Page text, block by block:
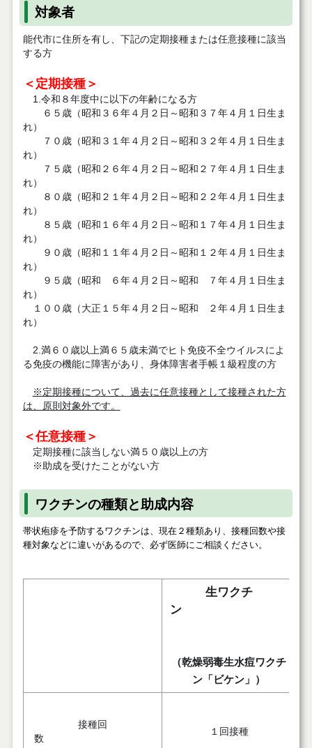
対象者
能代市に住所を有し、下記の定期接種または任意接種に該当
する方
＜定期接種＞
1.令和８年度中に以下の年齢になる方
６５歳（昭和３６年４月２日～昭和３７年４月１日生ま
れ）
７０歳（昭和３１年４月２日～昭和３２年４月１日生ま
れ）
７５歳（昭和２６年４月２日～昭和２７年４月１日生ま
れ）
８０歳（昭和２１年４月２日～昭和２２年４月１日生ま
れ）
８５歳（昭和１６年４月２日～昭和１７年４月１日生ま
れ）
９０歳（昭和１１年４月２日～昭和１２年４月１日生ま
れ）
９５歳（昭和 ６年４月２日～昭和 ７年４月１日生ま
れ）
１００歳（大正１５年４月２日～昭和 ２年４月１日生ま
れ）
2.満６０歳以上満６５歳未満でヒト免疫不全ウイルスによ
る免疫の機能に障害があり、身体障害者手帳１級程度の方
※定期接種について、過去に任意接種として接種された方
は、原則対象外です。
＜任意接種＞
定期接種に該当しない満５０歳以上の方
※助成を受けたことがない方
ワクチンの種類と助成内容
帯状疱疹を予防するワクチンは、現在２種類あり、接種回数や接
種対象などに違いがあるので、必ず医師にご相談ください。
生ワクチ
ン
（乾燥弱毒生水痘ワクチ
ン「ビケン」）
接種回
数
１回接種